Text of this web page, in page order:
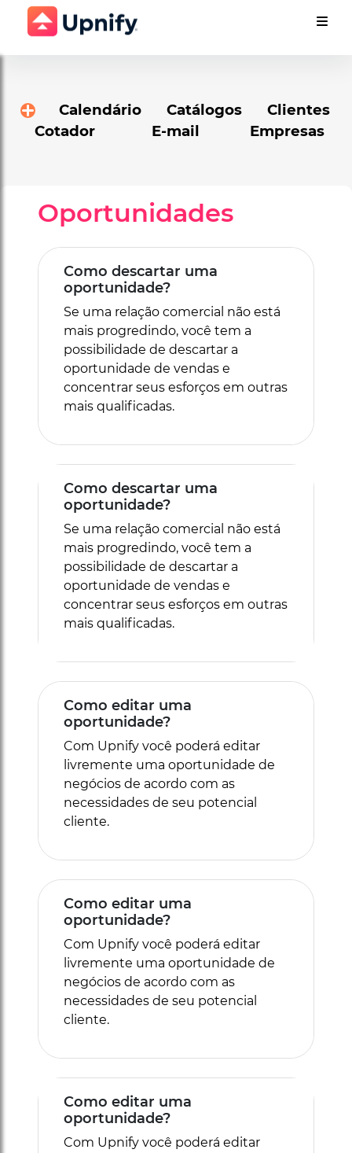
Calendário Catálogos
Clientes
Cotador
E-mail Empresas
Oportunidades
Como descartar uma
oportunidade?
Se uma relação comercial não está
mais progredindo, você tem a
possibilidade de descartar a
oportunidade de vendas e
concentrar seus esforços em outras
mais qualificadas.
Como descartar uma
oportunidade?
Se uma relação comercial não está
mais progredindo, você tem a
possibilidade de descartar a
oportunidade de vendas e
concentrar seus esforços em outras
mais qualificadas.
Como editar uma
oportunidade?
Com Upnify você poderá editar
livremente uma oportunidade de
negócios de acordo com as
necessidades de seu potencial
cliente.
Como editar uma
oportunidade?
Com Upnify você poderá editar
livremente uma oportunidade de
negócios de acordo com as
necessidades de seu potencial
cliente.
Como editar uma
oportunidade?
Com Upnify você poderá editar